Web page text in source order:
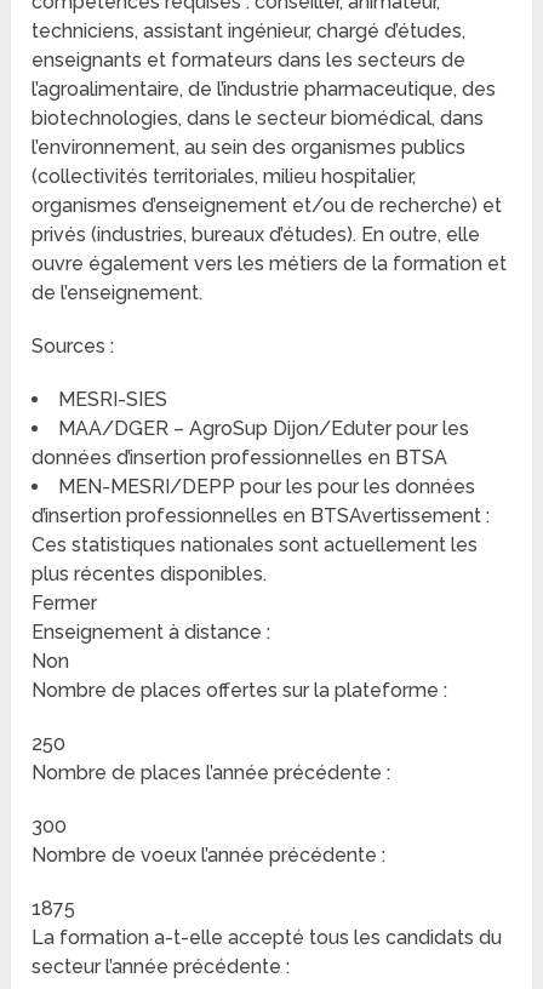
techniciens, assistant ingénieur, chargé d’études,
enseignants et formateurs dans les secteurs de
l’agroalimentaire, de l’industrie pharmaceutique, des
biotechnologies, dans le secteur biomédical, dans
l’environnement, au sein des organismes publics
(collectivités territoriales, milieu hospitalier,
organismes d’enseignement et/ou de recherche) et
privés (industries, bureaux d’études). En outre, elle
ouvre également vers les métiers de la formation et
de l’enseignement.
Sources :
MESRI-SIES
MAA/DGER – AgroSup Dijon/Eduter pour les
données d’insertion professionnelles en BTSA
MEN-MESRI/DEPP pour les pour les données
d’insertion professionnelles en BTSAvertissement :
Ces statistiques nationales sont actuellement les
plus récentes disponibles.
Fermer
Enseignement à distance :
Non
Nombre de places offertes sur la plateforme :
250
Nombre de places l’année précédente :
300
Nombre de voeux l’année précédente :
1875
La formation a-t-elle accepté tous les candidats du
secteur l’année précédente :